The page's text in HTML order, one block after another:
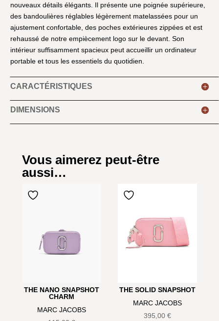
nouveaux détails élégants. Il présente une poignée supérieure,
des bandoulières réglables légèrement matelassées pour un
ajustement confortable, des poches extérieures zippées et est
rehaussé de notre empiècement logo sur le devant. Son
intérieur suffisamment spacieux peut accueillir un ordinateur
portable et tous les essentiels du quotidien.
CARACTÉRISTIQUES
DIMENSIONS
Vous aimerez peut-être
aussi…
THE NANO SNAPSHOT
CHARM
MARC JACOBS
THE SOLID SNAPSHOT
MARC JACOBS
395,00€